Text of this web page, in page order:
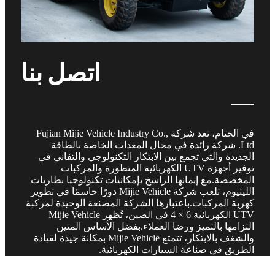
اتصل بنا
في الختام، تعد شركة Fujian Mijie Vehicle Industry Co.,
Ltd. شركة رائدة في مجال المعدات الخاصة بالطاقة
الجديدة والتي تجمع بين الابتكار التكنولوجي والتفاني في
توفير أجهزة UTV الكهربائية المتطورة والمركبات
المخصصة.مع إيمانها الراسخ بإمكانيات تكنولوجيا بطاريات
الليثيوم، تلعب شركة Mijie Vehicle دورًا حاسمًا في تطوير
كهربة المركبات.باعتبارها الشركة المصنعة الوحيدة لمركبة
UTV الكهربائية 6 × 4 في الصين، تُظهر Mijie Vehicle
التزامها بالتميز ورضا العملاء.بفضل الأساس المتين
والشغف بالابتكار، تتمتع Mijie Vehicle بمكانة جيدة لقيادة
الطريق في صناعة السيارات الكهربائية.